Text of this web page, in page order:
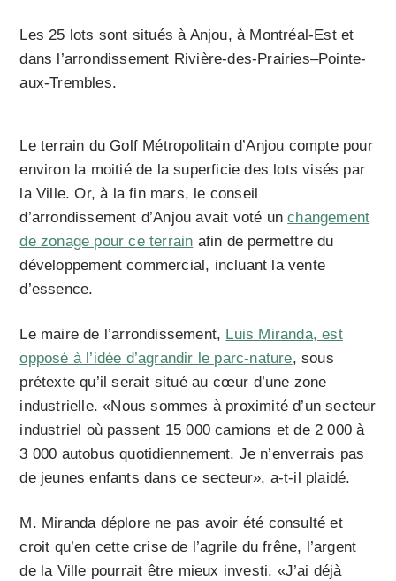
Les 25 lots sont situés à Anjou, à Montréal-Est et
dans l’arrondissement Rivière-des-Prairies–Pointe-
aux-Trembles.
Le terrain du Golf Métropolitain d’Anjou compte pour
environ la moitié de la superficie des lots visés par
la Ville. Or, à la fin mars, le conseil
d’arrondissement d’Anjou avait voté unchangement
de zonage pour ce terrain afin de permettre du
développement commercial, incluant la vente
d’essence.
Le maire de l’arrondissement, Luis Miranda, est
opposé à l’idée d’agrandir le parc-nature, sous
prétexte qu’il serait situé au cœur d’une zone
industrielle. «Nous sommes à proximité d’un secteur
industriel où passent 15 000 camions et de 2 000 à
3 000 autobus quotidiennement. Je n’enverrais pas
de jeunes enfants dans ce secteur», a-t-il plaidé.
M. Miranda déplore ne pas avoir été consulté et
croit qu’en cette crise de l’agrile du frêne, l’argent
de la Ville pourrait être mieux investi. «J’ai déjà